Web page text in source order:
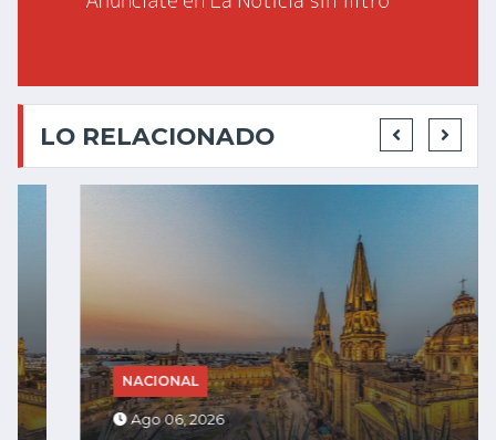
LO RELACIONADO
NACIONAL
Ago 06, 2026